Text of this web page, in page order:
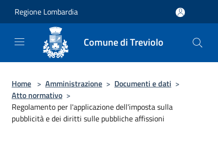
Regione Lombardia
Comune di Treviolo
Home > Amministrazione > Documenti e dati >
Atto normativo >
Regolamento per l'applicazione dell'imposta sulla
pubblicità e dei diritti sulle pubbliche affissioni